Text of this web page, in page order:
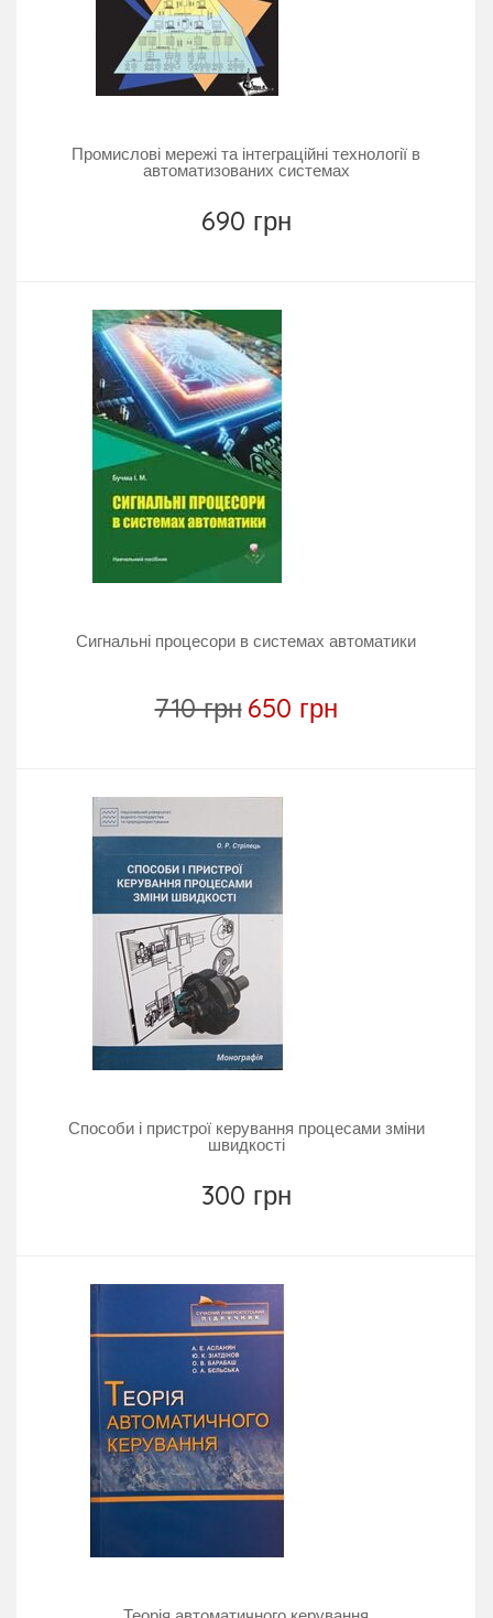
Промислові мережі та інтеграційні технології в
автоматизованих системах
690 грн
Сигнальні процесори в системах автоматики
710 грн 650 грн
Способи і пристрої керування процесами зміни
швидкості
300 грн